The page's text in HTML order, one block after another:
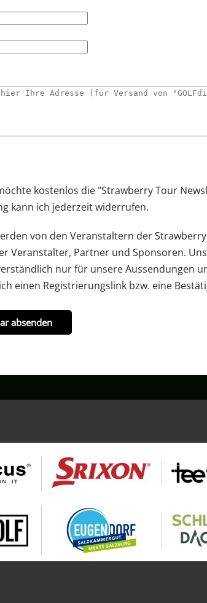
kostenlos die "Strawberry Tour
kann ich jederzeit widerrufen.
von den Veranstaltern der
Veranstalter, Partner und Sponsoren.
nur für unsere Aussendungen
einen Registrierungslink bzw. eine
absenden